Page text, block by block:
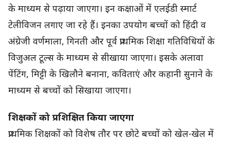
के माध्यम से पढ़ाया जाएगा। इन कक्षाओं में एलईडी स्मार्ट
टेलीविजन लगाए जा रहे हैं। इनका उपयोग बच्चों को हिंदी व
अंग्रेजी वर्णमाला, गिनती और पूर्व प्राथमिक शिक्षा गतिविधियों के
विजुअल टूल्स के माध्यम से सीखाया जाएगा। इसके अलावा
पेंटिंग, मिट्टी के खिलौने बनाना, कविताएं और कहानी सुनाने के
माध्यम से बच्चों को सिखाया जाएगा।
शिक्षकों को प्रशिक्षित किया जाएगा
प्राथमिक शिक्षकों को विशेष तौर पर छोटे बच्चों को खेल-खेल में